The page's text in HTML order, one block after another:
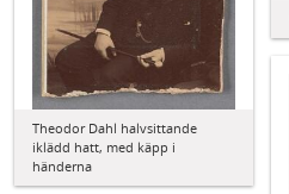
Theodor Dahl halvsittande
iklädd hatt, med käpp i
händerna